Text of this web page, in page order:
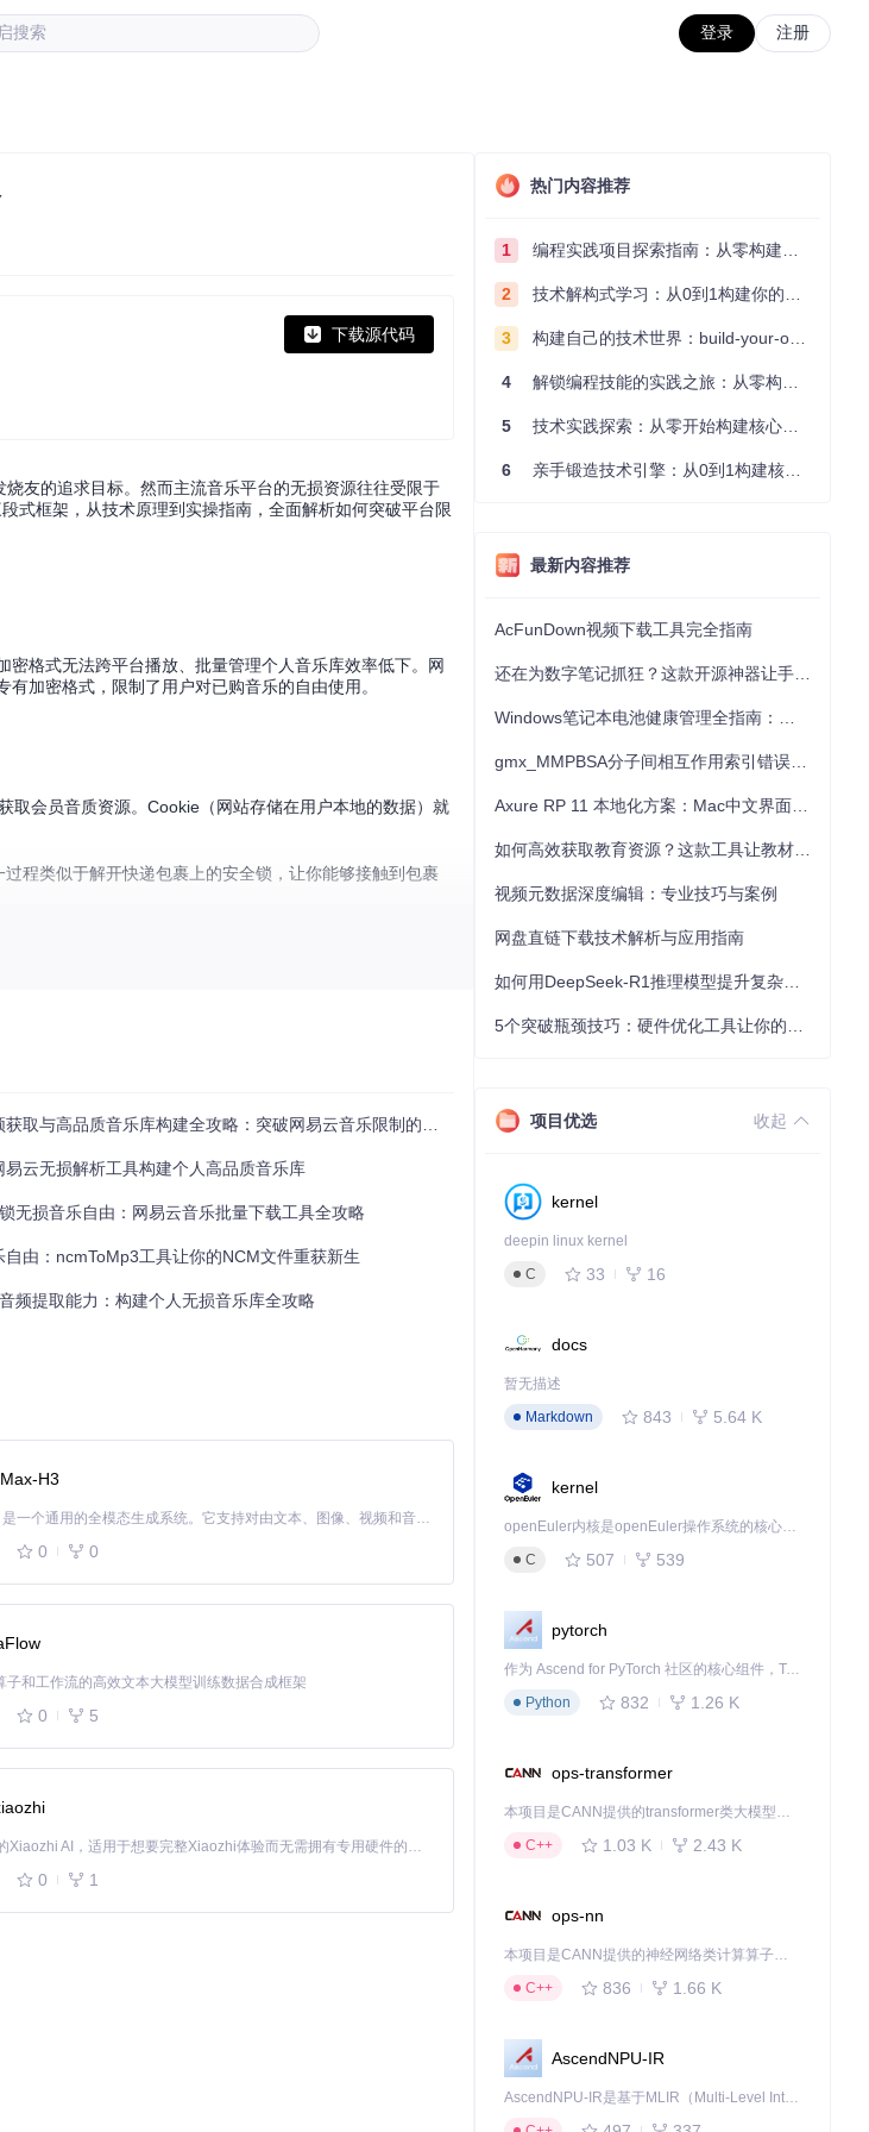
搜索 登录 注册
下载源代码
友的追求目标。然而主流音乐平台的无损资源往往受限于
式框架，从技术原理到实操指南，全面解析如何突破平台限
格式无法跨平台播放、批量管理个人音乐库效率低下。网
加密格式，限制了用户对已购音乐的自由使用。
取会员音质资源。Cookie（网站存储在用户本地的数据）就
程类似于解开快递包裹上的安全锁，让你能够接触到包裹
3-5倍。就像同时派多个快递员去取不同的包裹，极大提高
进阶版）
取与高品质音乐库构建全攻略：突破网易云音乐限制的技术探索
易云无损解析工具构建个人高品质音乐库
无损音乐自由：网易云音乐批量下载工具全攻略
自由：ncmToMp3工具让你的NCM文件重获新生
频提取能力：构建个人无损音乐库全攻略
H3
MiniMax H3 是一个通用的全模态生成系统。它支持对由文本、图像、视频和音频组成的多模态上下文进行统一理解，并能生成分辨率高达 2K、时长可达 15 秒的带原生立体声音频的视频。得益于面向任务泛化的系统设计，H3 在预训练阶段就已具备广泛的多模态上下文理解与生成能力，能够出色地执行复杂的多模态指令。
0 0
子和工作流的高效文本大模型训练数据合成框架
0 5
基于Python的Xiaozhi AI，适用于想要完整Xiaozhi体验而无需拥有专用硬件的用户。
0 1
热门内容推荐
1 编程实践项目探索指南：从零构建技术能力体系
2 技术解构式学习：从0到1构建你的编程知识体系
3 构建自己的技术世界：build-your-own-x项目的实践探索指南
4 解锁编程技能的实践之旅：从零构建你的技术世界
5 技术实践探索：从零开始构建核心系统的实践指南
6 亲手锻造技术引擎：从0到1构建核心系统的实践指南
最新内容推荐
AcFunDown视频下载工具完全指南
视频元数据深度编辑：专业技巧与案例
网盘直链下载技术解析与应用指南
项目优选 收起
kernel
deepin linux kernel
C
33 16
docs
暂无描述
Markdown
843 5.64 K
kernel
openEuler内核是openEuler操作系统的核心，既是系统性能与稳定性的基石，也是连接处理器、设备与服务的桥梁。
C
507 539
pytorch
作为 Ascend for PyTorch 社区的核心组件，TorchNPU 是昇腾专为 PyTorch 打造的深度学习适配插件，使 PyTorch 框架能够直接调用昇腾 NPU，为开发者提供昇腾 AI 处理器的超强算力。
Python
832 1.26 K
ops-transformer
本项目是CANN提供的transformer类大模型算子库，实现网络在NPU上加速计算。
C++
1.03 K 2.43 K
ops-nn
本项目是CANN提供的神经网络类计算算子库，实现网络在NPU上加速计算。
C++
836 1.66 K
AscendNPU-IR
AscendNPU-IR是基于MLIR（Multi-Level Intermediate Representation）构建的，面向昇腾亲和算子编译时使用的中间表示，提供昇腾完备表达能力，通过编译优化提升昇腾AI处理器计算效率，支持通过生态框架使能昇腾AI处理器与深度调优